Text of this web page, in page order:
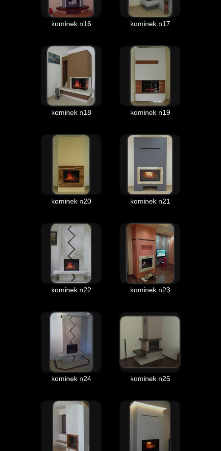
kominek n16 kominek n17
kominek n18 kominek n19
kominek n20 kominek n21
kominek n22 kominek n23
kominek n24 kominek n25